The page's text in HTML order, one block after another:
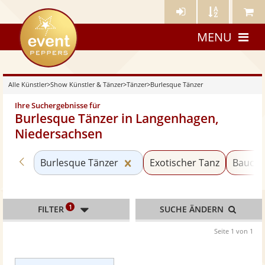
Künstler- Künstler Meine
eventpeppers
MENU
Alle Künstler>Show Künstler & Tänzer>Tänzer>Burlesque Tänzer
Ihre Suchergebnisse für
Burlesque Tänzer in Langenhagen,
Niedersachsen
Zurück zu «Tänzer»
Burlesque Tänzer Kategorie «Burlesque
Exotischer Tanz
FILTER 1 SUCHE ÄNDERN
Seite 1 von 1